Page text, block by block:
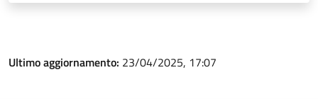
Ultimo aggiornamento: 23/04/2025, 17:07